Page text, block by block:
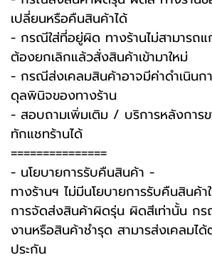
เปลี่ยนหรือคืนสินค้าได้
- กรณีใส่ที่อยู่ผิด ทางร้านไม่สามารถแ
ต้องยกเลิกแล้วสั่งสินค้าเข้ามาใหม่
- กรณีส่งเคลมสินค้าอาจมีค่าดำเนินก
ดุลพินิจของทางร้าน
- สอบถามเพิ่มเติม / บริการหลังการ
ทักแชทร้านได้
===============
-️ นโยบายการรับคืนสินค้า -️
ทางร้านฯ ไม่มีนโยบายการรับคืนสินค้
การจัดส่งสินค้าผิดรุ่น ผิดสีเท่านั้น ก
งานหรือสินค้าชำรุด สามารส่งเคลมได้
ประกัน